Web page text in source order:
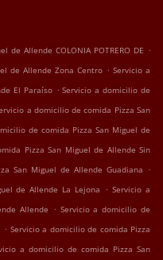
Allende COLONIA POTRERO DE .
de Allende Zona Centro . Servicio a
El Paraíso . Servicio a domicilio de
a domicilio de comida Pizza San
de comida Pizza San Miguel de
Pizza San Miguel de Allende Sin
San Miguel de Allende Guadiana .
de Allende La Lejona . Servicio a
Allende . Servicio a domicilio de
. Servicio a domicilio de comida Pizza
a domicilio de comida Pizza San